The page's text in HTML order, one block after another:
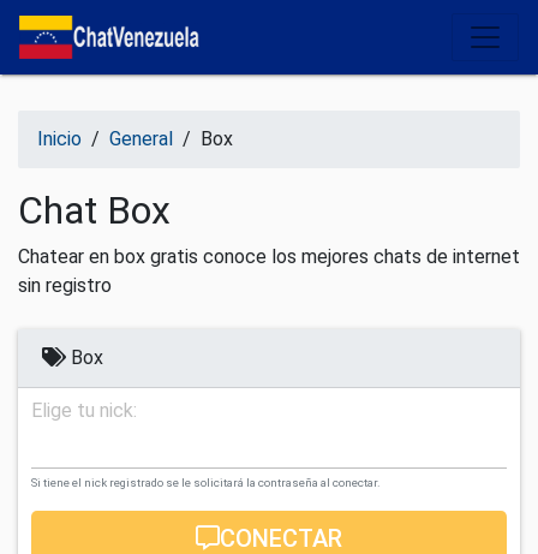
Salir del contenido
Inicio / General / Box
Chat Box
Chatear en box gratis conoce los mejores chats de internet
sin registro
Box
Elige tu nick:
Si tiene el nick registrado se le solicitará la contraseña al conectar.
CONECTAR